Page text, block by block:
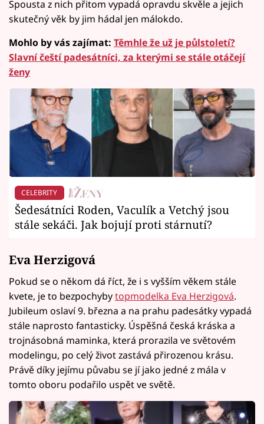
Spousta z nich přitom vypadá opravdu skvěle a jejich
skutečný věk by jim hádal jen málokdo.
Mohlo by vás zajímat: Těmhle že už je půlstoletí?
Slavní čeští padesátníci, za kterými se stále otáčejí
ženy
CELEBRITY
Šedesátníci Roden, Vaculík a Vetchý jsou
stále sekáči. Jak bojují proti stárnutí?
Eva Herzigová
Pokud se o někom dá říct, že i s vyšším věkem stále
kvete, je to bezpochybytopmodelka Eva Herzigová.
Jubileum oslaví 9. března a na prahu padesátky vypadá
stále naprosto fantasticky. Úspěšná česká kráska a
trojnásobná maminka, která prorazila ve světovém
modelingu, po celý život zastává přirozenou krásu.
Právě díky jejímu půvabu se jí jako jedné z mála v
tomto oboru podařilo uspět ve světě.